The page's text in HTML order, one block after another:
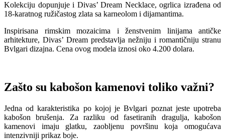
Kolekciju dopunjuje i Divas’ Dream Necklace, ogrlica izrađena od
18-karatnog ružičastog zlata sa karneolom i dijamantima.
Inspirisana rimskim mozaicima i ženstvenim linijama antičke
arhitekture, Divas’ Dream predstavlja nežniju i romantičniju stranu
Bvlgari dizajna. Cena ovog modela iznosi oko 4.200 dolara.
Zašto su kabošon kamenovi toliko važni?
Jedna od karakteristika po kojoj je Bvlgari poznat jeste upotreba
kabošon brušenja. Za razliku od fasetiranih dragulja, kabošon
kamenovi imaju glatku, zaobljenu površinu koja omogućava
intenzivniji prikaz boje.